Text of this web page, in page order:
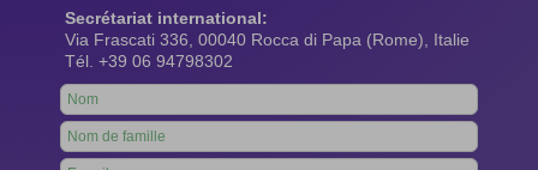
Secrétariat international:
Via Frascati 336, 00040 Rocca di Papa (Rome), Italie
Tél. +39 06 94798302
Leave
this
field
blank